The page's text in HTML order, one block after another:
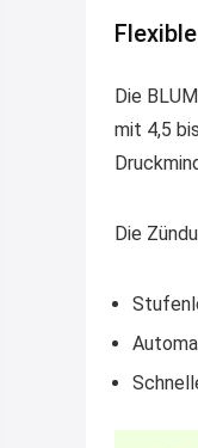
Die
mit 4,5
Die